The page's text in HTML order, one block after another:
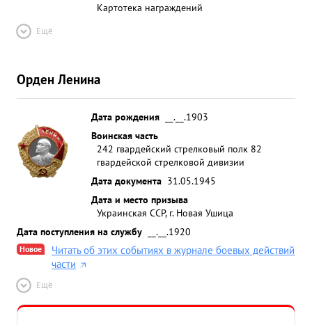
Картотека награждений
Ещё
Орден Ленина
Дата рождения
__.__.1903
Воинская часть
242 гвардейский стрелковый полк 82
гвардейской стрелковой дивизии
Дата документа 31.05.1945
Дата и место призыва
Украинская ССР, г. Новая Ушица
Дата поступления на службу
__.__.1920
Новое
Читать об этих событиях в журнале боевых действий
части
Ещё